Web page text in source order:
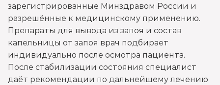
Чистка крови от алкоголя (плазмаферез)
от 5 000 ₽ Записаться
Лечение плазмаферезом
от 5 000 ₽
зарегистрированные Минздравом России и
разрешённые к медицинскому применению.
Препараты для вывода из запоя и состав
капельницы от запоя врач подбирает
индивидуально после осмотра пациента.
После стабилизации состояния специалист
даёт рекомендации по дальнейшему лечению